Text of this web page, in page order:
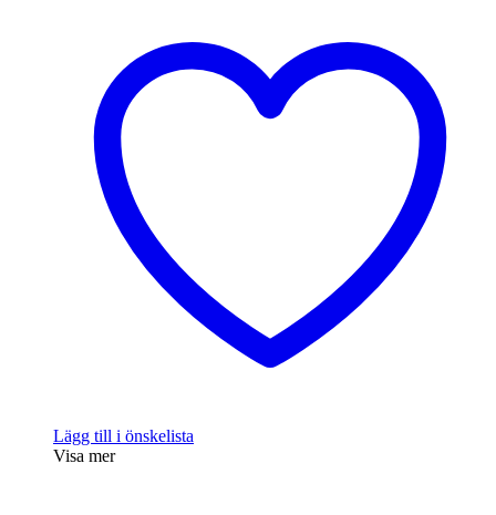
flera
varianter.
Lägg till i önskelista
Visa mer